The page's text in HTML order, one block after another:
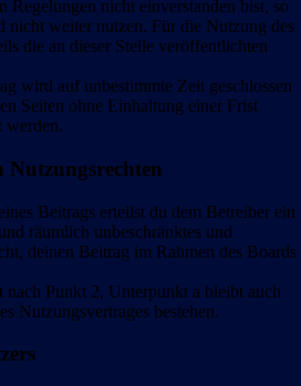
Regelungen nicht einverstanden bist, so
nicht weiter nutzen. Für die Nutzung des
die an dieser Stelle veröffentlichten
wird auf unbestimmte Zeit geschlossen
Seiten ohne Einhaltung einer Frist
werden.
Beitrags erteilst du dem Betreiber ein
räumlich unbeschränktes und
deinen Beitrag im Rahmen des Boards
nach Punkt 2, Unterpunkt a bleibt auch
Nutzungsvertrages bestehen.